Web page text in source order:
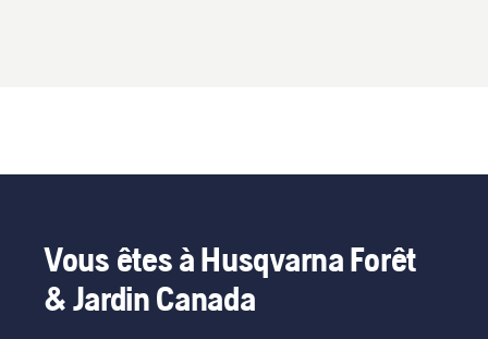
Vous êtes à Husqvarna Forêt
& Jardin Canada